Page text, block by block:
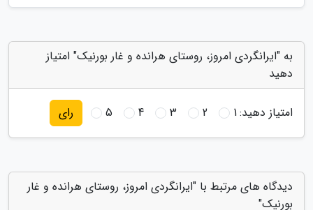
به "ایرانگردی امروز، روستای هرانده و غار بورنیک" امتیاز
دهید
امتیاز دهید:1
2
3
4
5 رای
دیدگاه های مرتبط با "ایرانگردی امروز، روستای هرانده و غار
بورنیک"